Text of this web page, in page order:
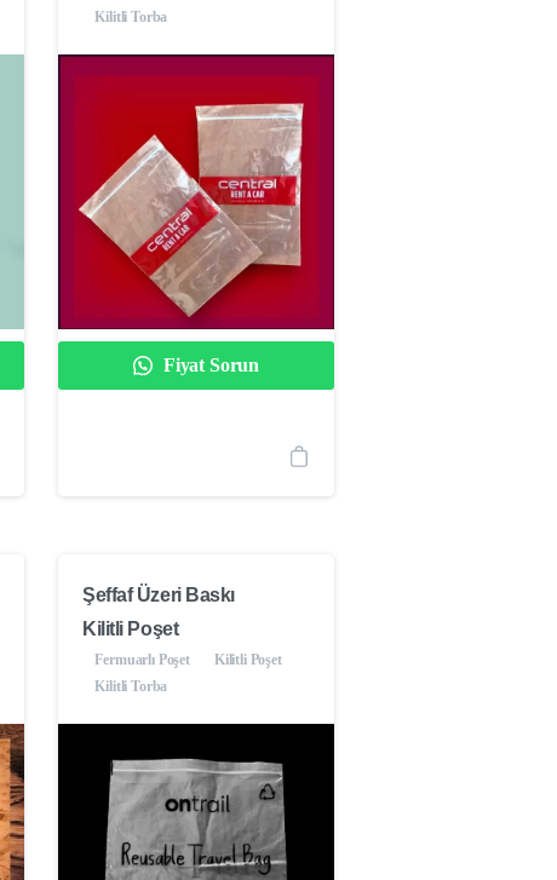
Kilitli Torba
Fiyat Sorun
Şeffaf Üzeri Baskı
Kilitli Poşet
Fermuarlı Poşet
Kilitli Poşet
Kilitli Torba